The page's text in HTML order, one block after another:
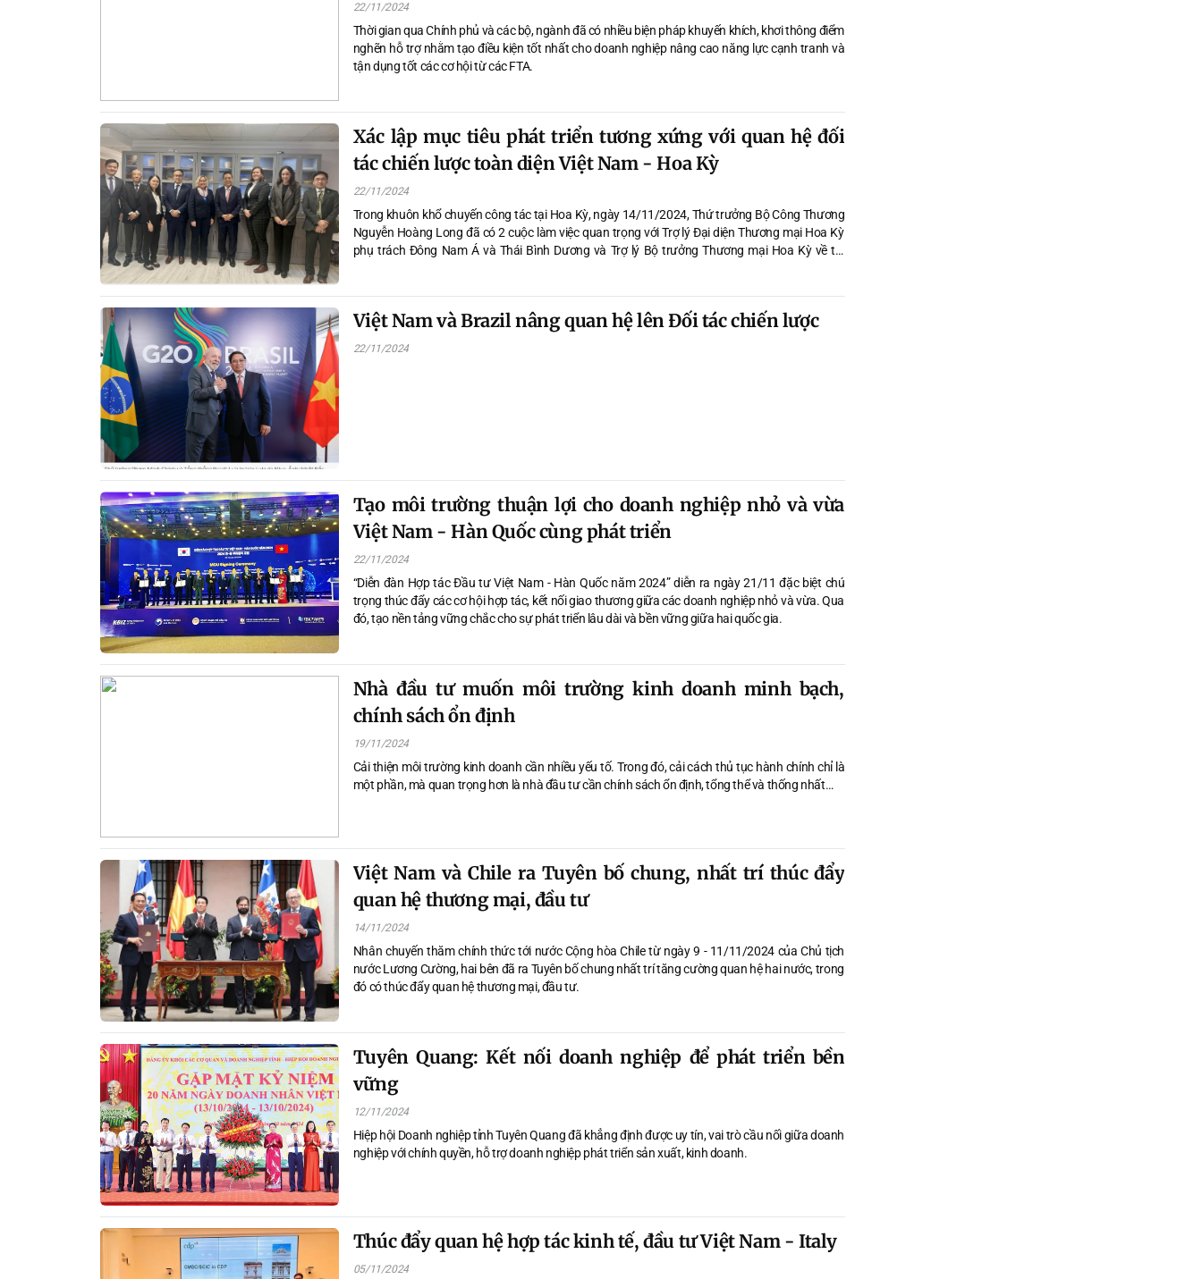
22/11/2024
Thời gian qua Chính phủ và các bộ, ngành đã có nhiều biện pháp khuyến khích, khơi thông điểm
nghẽn hỗ trợ nhằm tạo điều kiện tốt nhất cho doanh nghiệp nâng cao năng lực cạnh tranh và
tận dụng tốt các cơ hội từ các FTA.
Xác lập mục tiêu phát triển tương xứng với quan hệ đối
tác chiến lược toàn diện Việt Nam - Hoa Kỳ
22/11/2024
Trong khuôn khổ chuyến công tác tại Hoa Kỳ, ngày 14/11/2024, Thứ trưởng Bộ Công Thương
Nguyễn Hoàng Long đã có 2 cuộc làm việc quan trọng với Trợ lý Đại diện Thương mại Hoa Kỳ
phụ trách Đông Nam Á và Thái Bình Dương và Trợ lý Bộ trưởng Thương mại Hoa Kỳ về thị
Việt Nam và Brazil nâng quan hệ lên Đối tác chiến lược
22/11/2024
Tạo môi trường thuận lợi cho doanh nghiệp nhỏ và vừa
Việt Nam - Hàn Quốc cùng phát triển
22/11/2024
“Diễn đàn Hợp tác Đầu tư Việt Nam - Hàn Quốc năm 2024” diễn ra ngày 21/11 đặc biệt chú
trọng thúc đẩy các cơ hội hợp tác, kết nối giao thương giữa các doanh nghiệp nhỏ và vừa. Qua
đó, tạo nền tảng vững chắc cho sự phát triển lâu dài và bền vững giữa hai quốc gia.
Nhà đầu tư muốn môi trường kinh doanh minh bạch,
chính sách ổn định
19/11/2024
Cải thiện môi trường kinh doanh cần nhiều yếu tố. Trong đó, cải cách thủ tục hành chính chỉ là
một phần, mà quan trọng hơn là nhà đầu tư cần chính sách ổn định, tổng thể và thống nhất…
Việt Nam và Chile ra Tuyên bố chung, nhất trí thúc đẩy
quan hệ thương mại, đầu tư
14/11/2024
Nhân chuyến thăm chính thức tới nước Cộng hòa Chile từ ngày 9 - 11/11/2024 của Chủ tịch
nước Lương Cường, hai bên đã ra Tuyên bố chung nhất trí tăng cường quan hệ hai nước, trong
đó có thúc đẩy quan hệ thương mại, đầu tư.
Tuyên Quang: Kết nối doanh nghiệp để phát triển bền
vững
12/11/2024
Hiệp hội Doanh nghiệp tỉnh Tuyên Quang đã khẳng định được uy tín, vai trò cầu nối giữa doanh
nghiệp với chính quyền, hỗ trợ doanh nghiệp phát triển sản xuất, kinh doanh.
Thúc đẩy quan hệ hợp tác kinh tế, đầu tư Việt Nam - Italy
05/11/2024